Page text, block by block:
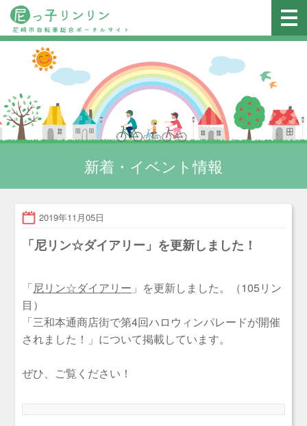
新着・イベント情報
2019年11月05日
「尼リン☆ダイアリー」を更新しました！
「尼リン☆ダイアリー 」を更新しました。（105リン
目）
「三和本通商店街で第4回ハロウィンパレードが開催
されました！」について掲載しています。
ぜひ、ご覧ください！